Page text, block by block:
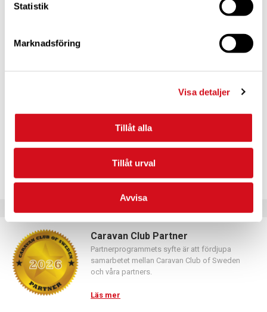
Statistik
Marknadsföring
Visa detaljer
Tillåt alla
Tillåt urval
Avvisa
Logga in med hjälp av formuläret och följ anvisningarna.
Caravan Club Partner
Partnerprogrammets syfte är att fördjupa
samarbetet mellan Caravan Club of Sweden
och våra partners.
Läs mer